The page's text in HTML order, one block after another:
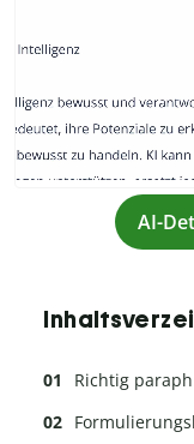
AI-
Richtig